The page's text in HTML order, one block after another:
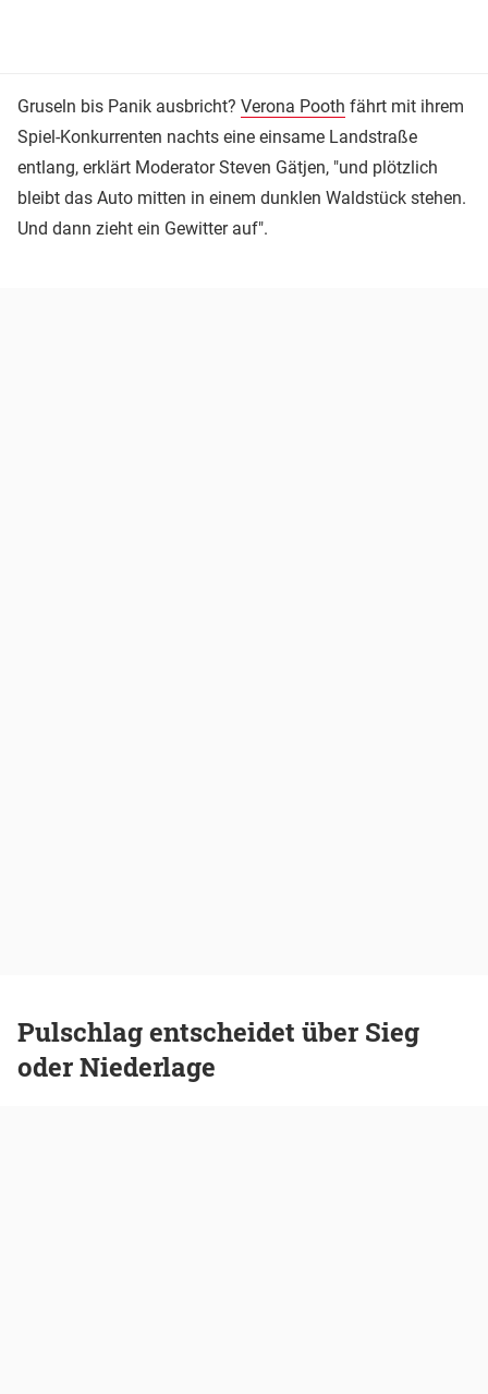
Gruseln bis Panik ausbricht? Verona Pooth fährt mit ihrem
Spiel-Konkurrenten nachts eine einsame Landstraße
entlang, erklärt Moderator Steven Gätjen, "und plötzlich
bleibt das Auto mitten in einem dunklen Waldstück stehen.
Und dann zieht ein Gewitter auf".
Pulschlag entscheidet über Sieg
oder Niederlage